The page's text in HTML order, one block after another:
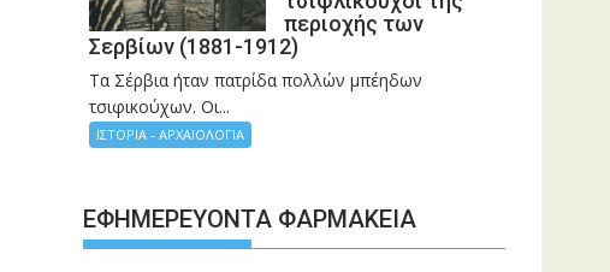
περιοχής των
Σερβίων (1881-1912)
Τα Σέρβια ήταν πατρίδα πολλών μπέηδων
τσιφικούχων. Οι...
ΙΣΤΟΡΙΑ - ΑΡΧΑΙΟΛΟΓΙΑ
ΕΦΗΜΕΡΕΎΟΝΤΑ ΦΑΡΜΑΚΕΊΑ